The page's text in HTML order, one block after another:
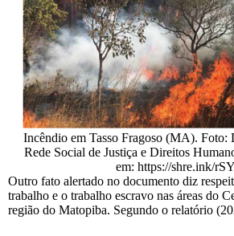
Incêndio em Tasso Fragoso (MA). Foto:
Rede Social de Justiça e Direitos
em: https://shre.ink/
Outro fato alertado no documento diz
trabalho e o trabalho escravo nas áreas do
região do Matopiba. Segundo o relatório